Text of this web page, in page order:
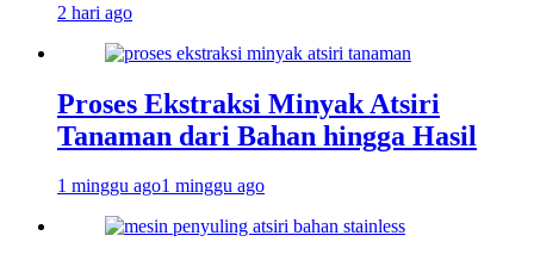
2 hari ago
Proses Ekstraksi Minyak Atsiri
Tanaman dari Bahan hingga Hasil
1 minggu ago1 minggu ago